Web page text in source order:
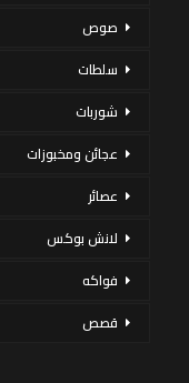
صوص
سلطات
شوربات
عجائن ومخبوزات
عصائر
لانش بوكس
فواكه
قصص